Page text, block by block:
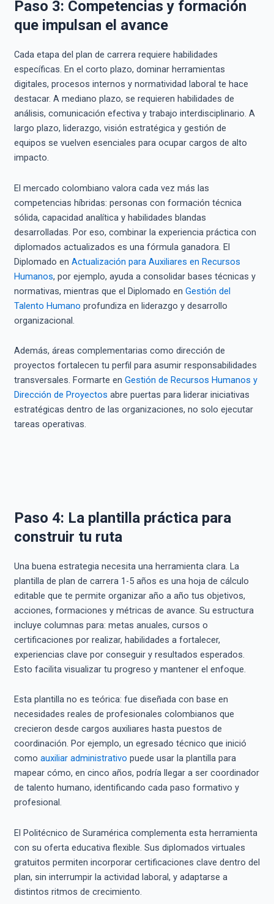
Paso 3: Competencias y formación
que impulsan el avance
Cada etapa del plan de carrera requiere habilidades
específicas. En el corto plazo, dominar herramientas
digitales, procesos internos y normatividad laboral te hace
destacar. A mediano plazo, se requieren habilidades de
análisis, comunicación efectiva y trabajo interdisciplinario. A
largo plazo, liderazgo, visión estratégica y gestión de
equipos se vuelven esenciales para ocupar cargos de alto
impacto.
El mercado colombiano valora cada vez más las
competencias híbridas: personas con formación técnica
sólida, capacidad analítica y habilidades blandas
desarrolladas. Por eso, combinar la experiencia práctica con
diplomados actualizados es una fórmula ganadora. El
Diplomado en Actualización para Auxiliares en Recursos
Humanos, por ejemplo, ayuda a consolidar bases técnicas y
normativas, mientras que el Diplomado en Gestión del
Talento Humano profundiza en liderazgo y desarrollo
organizacional.
Además, áreas complementarias como dirección de
proyectos fortalecen tu perfil para asumir responsabilidades
transversales. Formarte en Gestión de Recursos Humanos y
Dirección de Proyectos abre puertas para liderar iniciativas
estratégicas dentro de las organizaciones, no solo ejecutar
tareas operativas.
Paso 4: La plantilla práctica para
construir tu ruta
Una buena estrategia necesita una herramienta clara. La
plantilla de plan de carrera 1-5 años es una hoja de cálculo
editable que te permite organizar año a año tus objetivos,
acciones, formaciones y métricas de avance. Su estructura
incluye columnas para: metas anuales, cursos o
certificaciones por realizar, habilidades a fortalecer,
experiencias clave por conseguir y resultados esperados.
Esto facilita visualizar tu progreso y mantener el enfoque.
Esta plantilla no es teórica: fue diseñada con base en
necesidades reales de profesionales colombianos que
crecieron desde cargos auxiliares hasta puestos de
coordinación. Por ejemplo, un egresado técnico que inició
como auxiliar administrativo puede usar la plantilla para
mapear cómo, en cinco años, podría llegar a ser coordinador
de talento humano, identificando cada paso formativo y
profesional.
El Politécnico de Suramérica complementa esta herramienta
con su oferta educativa flexible. Sus diplomados virtuales
gratuitos permiten incorporar certificaciones clave dentro del
plan, sin interrumpir la actividad laboral, y adaptarse a
distintos ritmos de crecimiento.